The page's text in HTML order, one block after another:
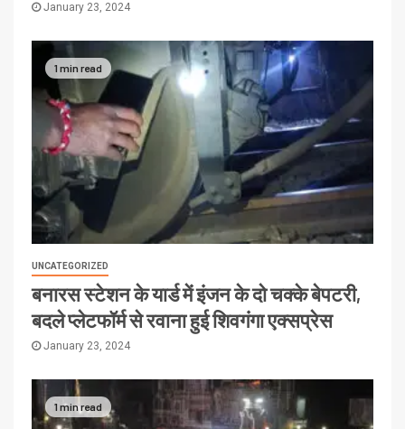
January 23, 2024
1 min read
UNCATEGORIZED
बनारस स्टेशन के यार्ड में इंजन के दो चक्के बेपटरी,
बदले प्लेटफॉर्म से रवाना हुई शिवगंगा एक्सप्रेस
January 23, 2024
1 min read